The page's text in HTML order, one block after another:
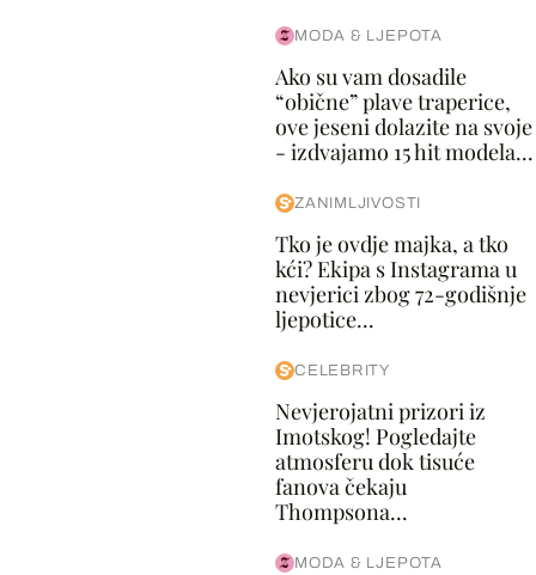
MODA & LJEPOTA
Ako su vam dosadile
“obične” plave traperice,
ove jeseni dolazite na svoje
- izdvajamo 15 hit modela...
ZANIMLJIVOSTI
Tko je ovdje majka, a tko
kći? Ekipa s Instagrama u
nevjerici zbog 72-godišnje
ljepotice...
CELEBRITY
Nevjerojatni prizori iz
Imotskog! Pogledajte
atmosferu dok tisuće
fanova čekaju
Thompsona...
MODA & LJEPOTA